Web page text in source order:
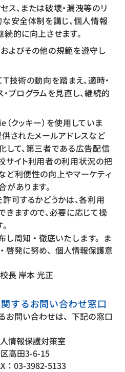
ス、または破壊・漏洩等のリ
な安全体制を講じ、個人情報
的に向上させます。
よびその他の規範を遵守し
技術の動向を踏まえ、適時・
プログラムを見直し、継続的
クッキー）を使用していま
されたメールアドレスなど
して、第三者である広告配信
サイト利用者の利用状況の把
ど利便性の向上やマーケティ
あります。
可するかどうかは、各利用
きますので、必要に応じて操
し周知・徹底いたします。ま
啓発に努め、個人情報保護意
長 岸本 光正
するお問い合わせ窓口
お問い合わせは、下記の窓口
情報保護対策室
高田3-6-15
：03-3982-5133